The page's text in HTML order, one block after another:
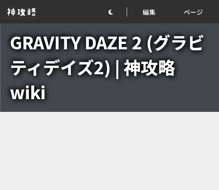
編集 ページ
GRAVITY DAZE 2 (グラビ
ティデイズ2) | 神攻略
wiki